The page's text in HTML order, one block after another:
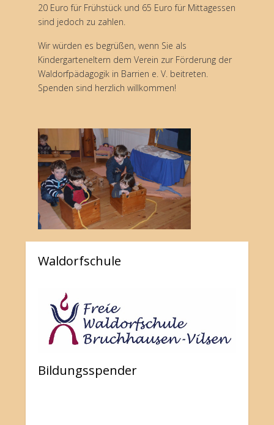
20 Euro für Frühstück und 65 Euro für Mittagessen
sind jedoch zu zahlen.
Wir würden es begrüßen, wenn Sie als
Kindergarteneltern dem Verein zur Förderung der
Waldorfpädagogik in Barrien e. V. beitreten.
Spenden sind herzlich willkommen!
Waldorfschule
Bildungsspender